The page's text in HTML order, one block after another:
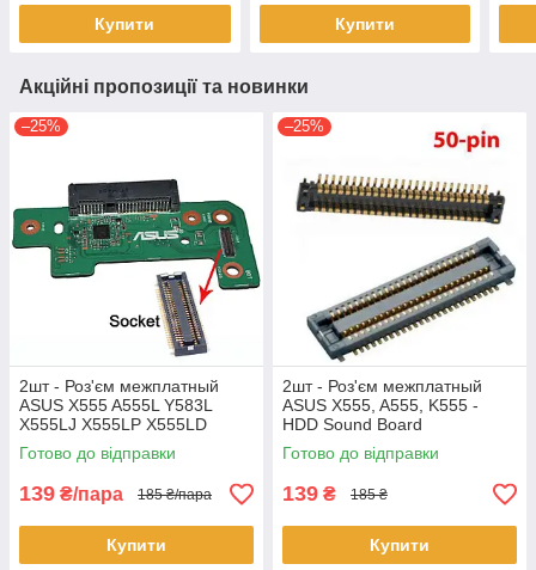
Купити Купити
Акційні пропозиції та новинки
–25%
2шт - Роз'єм межплатный
ASUS X555 A555L Y583L
X555LJ X555LP X555LD
F555L - HDD Sound Board
Готово до відправки
139 ₴/пара 185 ₴/пара
Купити
–25%
2шт - Роз'єм межплатный
ASUS X555, A555, K555 -
HDD Sound Board
Готово до відправки
139 ₴ 185 ₴
Купити